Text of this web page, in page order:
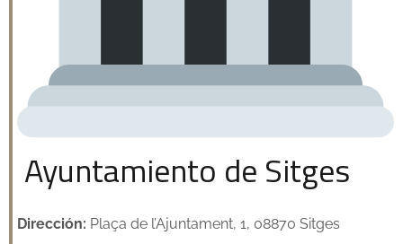
Ayuntamiento de Sitges
Dirección: Plaça de l’Ajuntament, 1, 08870 Sitges